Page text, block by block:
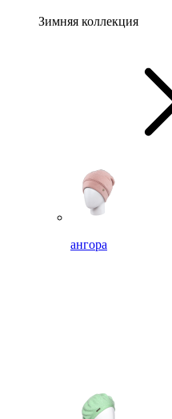
Зимняя коллекция
ангора